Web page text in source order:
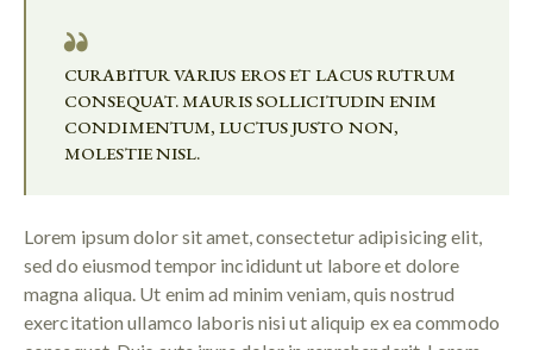
CURABITUR VARIUS EROS ET LACUS RUTRUM
CONSEQUAT. MAURIS SOLLICITUDIN ENIM
CONDIMENTUM, LUCTUS JUSTO NON,
MOLESTIE NISL.
Lorem ipsum dolor sit amet, consectetur adipisicing elit,
sed do eiusmod tempor incididunt ut labore et dolore
magna aliqua. Ut enim ad minim veniam, quis nostrud
exercitation ullamco laboris nisi ut aliquip ex ea commodo